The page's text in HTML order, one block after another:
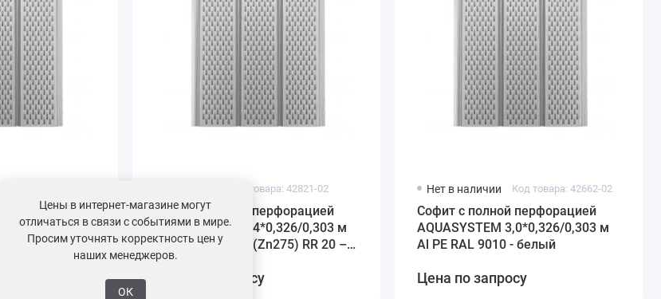
42602-02
0,303 м
RR 20 –
Код товара: 42821-02
Софит с полной перфорацией
AQUASYSTEM 2,4*0,326/0,303 м
St PURAL 0,5мм (Zn275) RR 20 –
белый
Цена по запросу
Нет в наличии Код товара: 42662-02
Софит с полной перфорацией
AQUASYSTEM 3,0*0,326/0,303 м
Al PE RAL 9010 - белый
Цена по запросу
Цены в интернет-магазине могут
отличаться в связи с событиями в мире.
Просим уточнять корректность цен у
наших менеджеров.
ОК